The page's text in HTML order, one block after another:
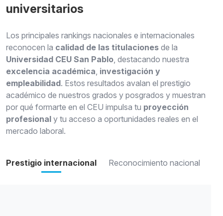
universitarios
Los principales rankings nacionales e internacionales
reconocen la calidad de las titulaciones de la
Universidad CEU San Pablo, destacando nuestra
excelencia académica, investigación y
empleabilidad. Estos resultados avalan el prestigio
académico de nuestros grados y posgrados y muestran
por qué formarte en el CEU impulsa tu proyección
profesional y tu acceso a oportunidades reales en el
mercado laboral.
Prestigio internacional Reconocimiento nacional